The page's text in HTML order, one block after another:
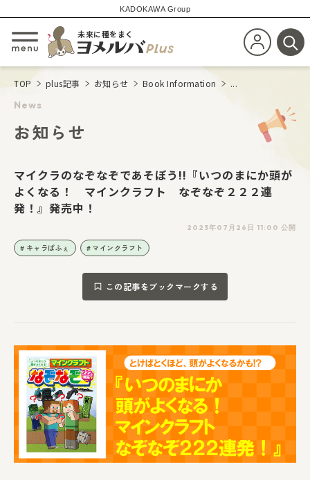
KADOKAWA Group
メニューを開閉する
未来に種をまく
新規会員登
検
TOP plus記事 お知らせ Book Information ...
News
お知らせ
マイクラのなぞなぞであそぼう!!『いつのまにか頭が
よくなる！ マインクラフト なぞなぞ２２２連
発！』発売中！
2023年07月26日 11:00 公開
キャラぱふぇ マインクラフト
この記事をブックマークする